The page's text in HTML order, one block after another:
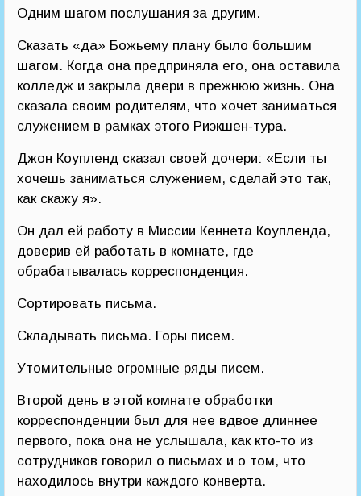
Одним шагом послушания за другим.
Сказать «да» Божьему плану было большим
шагом. Когда она предприняла его, она оставила
колледж и закрыла двери в прежнюю жизнь. Она
сказала своим родителям, что хочет заниматься
служением в рамках этого Риэкшен-тура.
Джон Коупленд сказал своей дочери: «Если ты
хочешь заниматься служением, сделай это так,
как скажу я».
Он дал ей работу в Миссии Кеннета Коупленда,
доверив ей работать в комнате, где
обрабатывалась корреспонденция.
Сортировать письма.
Складывать письма. Горы писем.
Утомительные огромные ряды писем.
Второй день в этой комнате обработки
корреспонденции был для нее вдвое длиннее
первого, пока она не услышала, как кто-то из
сотрудников говорил о письмах и о том, что
находилось внутри каждого конверта.